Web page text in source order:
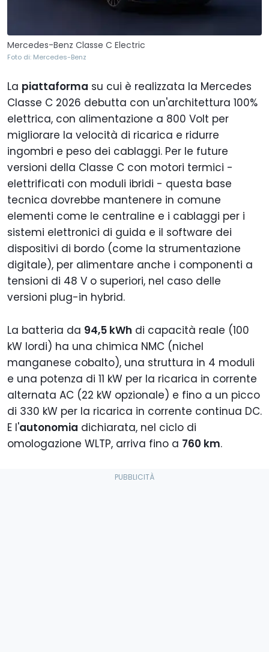
Mercedes-Benz Classe C Electric
Foto di: Mercedes-Benz
La piattaforma su cui è realizzata la Mercedes
Classe C 2026 debutta con un'architettura 100%
elettrica, con alimentazione a 800 Volt per
migliorare la velocità di ricarica e ridurre
ingombri e peso dei cablaggi. Per le future
versioni della Classe C con motori termici -
elettrificati con moduli ibridi - questa base
tecnica dovrebbe mantenere in comune
elementi come le centraline e i cablaggi per i
sistemi elettronici di guida e il software dei
dispositivi di bordo (come la strumentazione
digitale), per alimentare anche i componenti a
tensioni di 48 V o superiori, nel caso delle
versioni plug-in hybrid.
La batteria da 94,5 kWh di capacità reale (100
kW lordi) ha una chimica NMC (nichel
manganese cobalto), una struttura in 4 moduli
e una potenza di 11 kW per la ricarica in corrente
alternata AC (22 kW opzionale) e fino a un picco
di 330 kW per la ricarica in corrente continua DC.
E l'autonomia dichiarata, nel ciclo di
omologazione WLTP, arriva fino a 760 km.